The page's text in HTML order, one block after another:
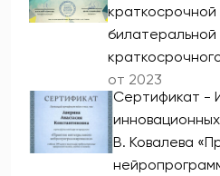
от 2023
Сертификат -
В. Ковалева